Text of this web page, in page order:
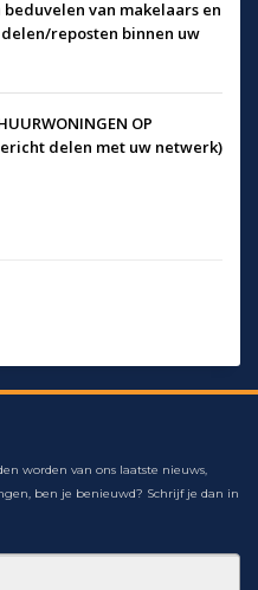
van makelaars en
reposten binnen uw
OP
delen met uw netwerk)
worden van ons laatste nieuws,
ben je benieuwd? Schrijf je dan in